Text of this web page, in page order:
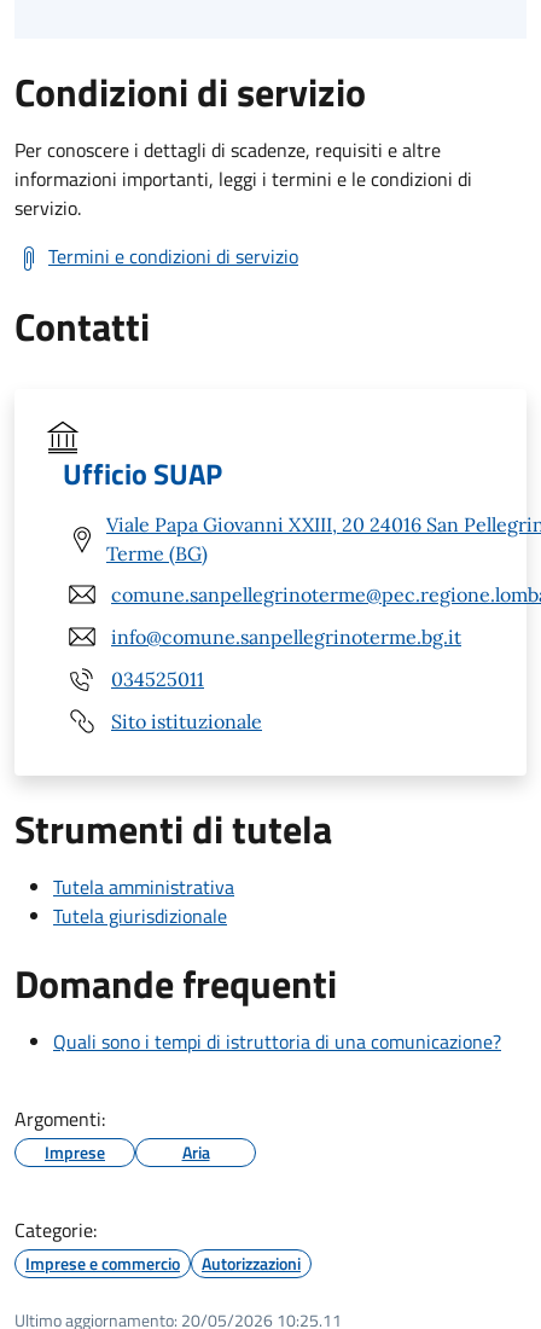
Condizioni di servizio
Per conoscere i dettagli di scadenze, requisiti e altre
informazioni importanti, leggi i termini e le condizioni di
servizio.
Termini e condizioni di servizio
Contatti
Ufficio SUAP
Viale Papa Giovanni XXIII, 20 24016 San
Terme (BG)
info@comune.sanpellegrinoterme.bg.it
034525011
Sito istituzionale
Strumenti di tutela
Tutela amministrativa
Tutela giurisdizionale
Domande frequenti
Quali sono i tempi di istruttoria di una comunicazione?
Argomenti:
Imprese Aria
Categorie:
Imprese e commercio Autorizzazioni
Ultimo aggiornamento: 20/05/2026 10:25.11